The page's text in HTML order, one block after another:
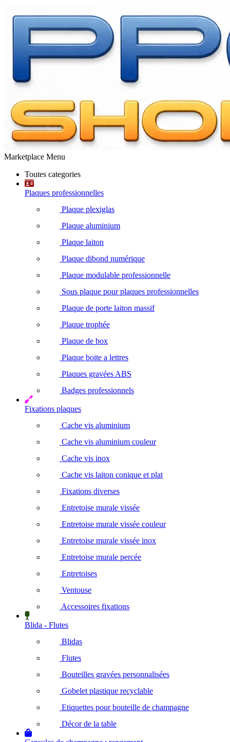
Marketplace Menu
Toutes categories
Plaques professionnelles
Plaque plexiglas
Plaque aluminium
Plaque laiton
Plaque dibond numérique
Plaque modulable professionnelle
Sous plaque pour plaques professionnelles
Plaque de porte laiton massif
Plaque trophée
Plaque de box
Plaque boite a lettres
Plaques gravées ABS
Badges professionnels
Fixations plaques
Cache vis aluminium
Cache vis aluminium couleur
Cache vis inox
Cache vis laiton conique et plat
Fixations diverses
Entretoise murale vissée
Entretoise murale vissée couleur
Entretoise murale vissée inox
Entretoise murale percée
Entretoises
Ventouse
Accessoires fixations
Blida - Flutes
Blidas
Flutes
Bouteilles gravées personnalisées
Gobelet plastique recyclable
Etiquettes pour bouteille de champagne
Décor de la table